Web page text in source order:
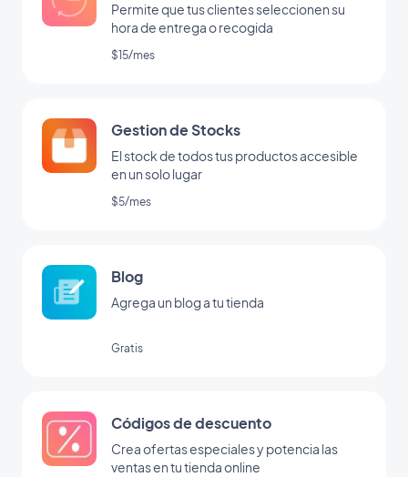
Permite que tus clientes seleccionen su
hora de entrega o recogida
$15/mes
Gestion de Stocks
El stock de todos tus productos accesible
en un solo lugar
$5/mes
Blog
Agrega un blog a tu tienda
Gratis
Códigos de descuento
Crea ofertas especiales y potencia las
ventas en tu tienda online